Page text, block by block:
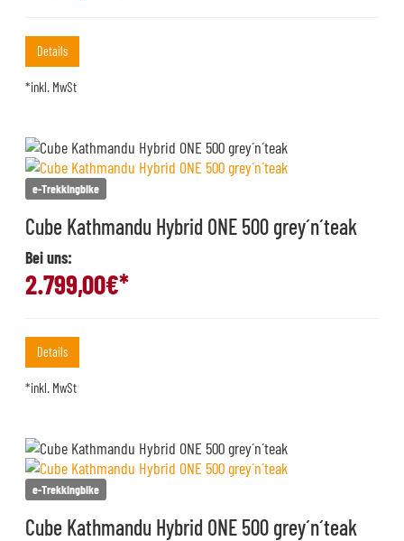
Details
*inkl. MwSt
e-Trekkingbike
Cube Kathmandu Hybrid ONE 500 grey´n´teak
Bei uns:
2.799,00€*
Details
*inkl. MwSt
e-Trekkingbike
Cube Kathmandu Hybrid ONE 500 grey´n´teak